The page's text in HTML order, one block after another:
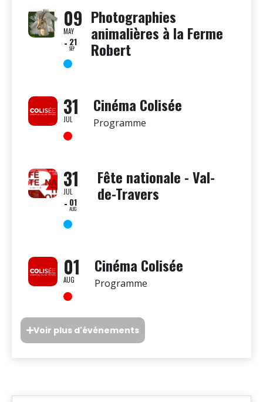
09
MAY
21
SEP
Photographies
animalières à la Ferme
Robert
31
JUL
Cinéma Colisée
Programme
31
JUL
01
AUG
Fête nationale - Val-
de-Travers
01
AUG
Cinéma Colisée
Programme
Voir plus d'événements